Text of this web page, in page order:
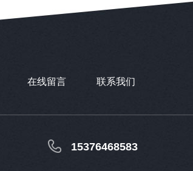
在线留言 联系我们
15376468583